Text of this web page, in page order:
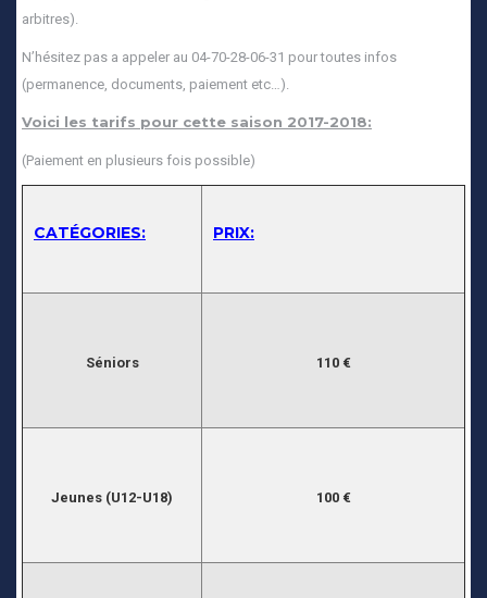
arbitres).
N’hésitez pas a appeler au 04-70-28-06-31 pour toutes infos
(permanence, documents, paiement etc…).
Voici les tarifs pour cette saison 2017-2018:
(Paiement en plusieurs fois possible)
CATÉGORIES: PRIX:
Séniors 110 €
Jeunes (U12-U18) 100 €